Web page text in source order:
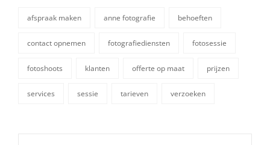
afspraak maken anne fotografie behoeften
contact opnemen fotografiediensten fotosessie
fotoshoots klanten offerte op maat prijzen
services sessie tarieven verzoeken